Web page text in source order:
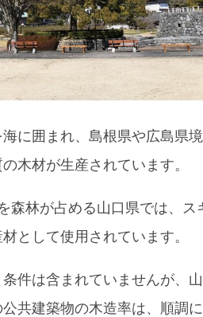
に囲まれ、島根県や広島県
木材が生産されています。
森林が占める山口県では、ス
として使用さ れています。
条件は含まれていませんが、
共建築物の木造率は、順調